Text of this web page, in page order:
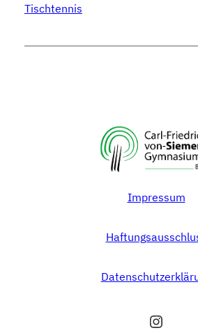
Tischtennis
Impressum